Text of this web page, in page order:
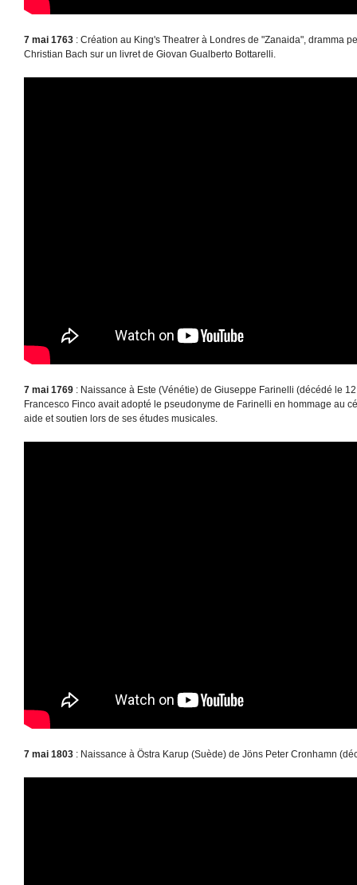
7 mai 1763 : Création au King's Theatrer à Londres de "Zanaida", dramma
Christian Bach sur un livret de Giovan Gualberto Bottarelli.
7 mai 1769 : Naissance à Este (Vénétie) de Giuseppe Farinelli (décédé le
Francesco Finco avait adopté le pseudonyme de Farinelli en hommage au
aide et soutien lors de ses études musicales.
7 mai 1803 : Naissance à Östra Karup (Suède) de Jöns Peter Cronhamn